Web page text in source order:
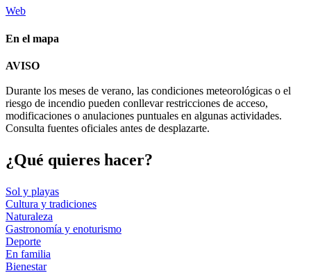
Web
En el mapa
−
AVISO
Durante los meses de verano, las condiciones meteorológicas o el
riesgo de incendio pueden conllevar restricciones de acceso,
modificaciones o anulaciones puntuales en algunas actividades.
Consulta fuentes oficiales antes de desplazarte.
¿Qué quieres hacer?
Sol y playas
Cultura y tradiciones
Naturaleza
Gastronomía y enoturismo
Deporte
En familia
Bienestar